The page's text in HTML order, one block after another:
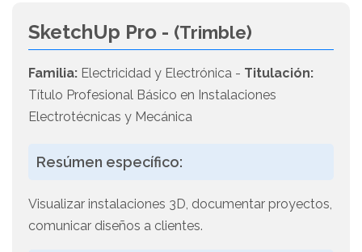
SketchUp Pro - (Trimble)
Familia: Electricidad y Electrónica - Titulación:
Título Profesional Básico en Instalaciones
Electrotécnicas y Mecánica
Resúmen específico:
Visualizar instalaciones 3D, documentar proyectos,
comunicar diseños a clientes.